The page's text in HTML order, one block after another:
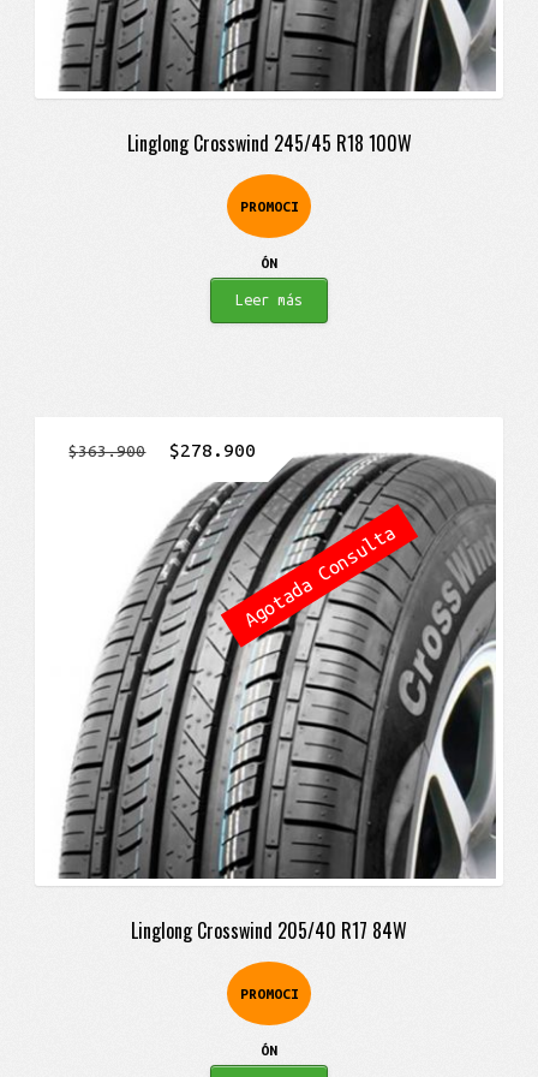
Linglong Crosswind 245/45 R18 100W
PROMOCI
ÓN
Leer más
Linglong Crosswind 205/40 R17 84W
PROMOCI
ÓN
$363.900
El
precio
original
era:
$363.900.
$278.900
precio
actual
es:
$278.900.
Agotada Consulta